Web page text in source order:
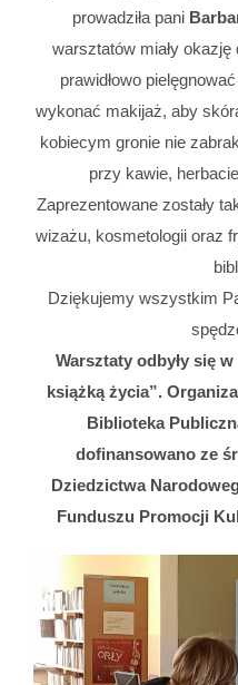
prowadziła pani
warsztatów miały
prawidłowo
wykonać makijaż, aby
kobiecym gronie nie
przy kawie,
Zaprezentowane zostały
wizażu, kosmetologii oraz
Dziękujemy wszystkim
Warsztaty odbyły się
książką życia”.
Biblioteka
dofinansowano ze
Dziedzictwa
Funduszu Promocji